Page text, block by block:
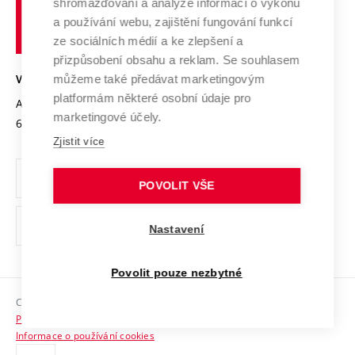
Transfer znalostí
Open Science
Projekty
Projekty ze strukturálních fondů
Specifický výzkum
Služby univerzity
Mezinárodní dohody
Univerzitní sítě
Udržitelná univerzita
Podnikavá univerzita / ContriBUTe
Bezpečná univerzita
Vyznamenání
Organizační struktura
Ochrana osobních údajů
odkaz)
Sociální bezpečí
HR Award
učení
technické
VYSOKÉ UČENÍ TECHNICKÉ V BRNĚ
Antonínská 548/1
602 00 Brno
www.vut.cz
vut@vutbr.cz
Copyright © 2026 VUT
Prohlášení o přístupnosti
Informace o používání cookies
shromažďování a analýze informací o výkonu
a používání webu, zajištění fungování funkcí
ze sociálních médií a ke zlepšení a
přizpůsobení obsahu a reklam. Se souhlasem
můžeme také předávat marketingovým
platformám některé osobní údaje pro
marketingové účely.
Zjistit více
POVOLIT VŠE
Nastavení
Povolit pouze nezbytné